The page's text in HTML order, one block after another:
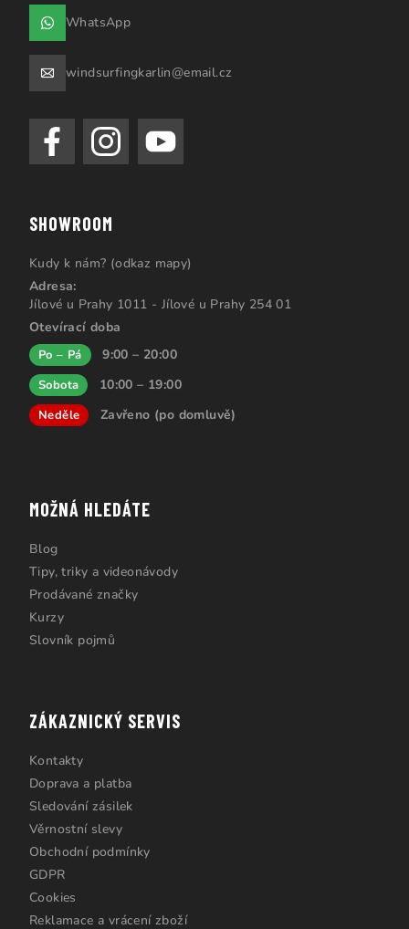
WhatsApp
windsurfingkarlin@email.cz
SHOWROOM
Kudy k nám? (odkaz mapy)
Adresa:
Jílové u Prahy 1011 - Jílové u Prahy 254 01
Otevírací doba
Po – Pá 9:00 – 20:00
Sobota 10:00 – 19:00
Neděle Zavřeno (po domluvě)
MOŽNÁ HLEDÁTE
Blog
Tipy, triky a videonávody
Prodávané značky
Kurzy
Slovník pojmů
ZÁKAZNICKÝ SERVIS
Kontakty
Doprava a platba
Sledování zásilek
Věrnostní slevy
Obchodní podmínky
GDPR
Cookies
Reklamace a vrácení zboží